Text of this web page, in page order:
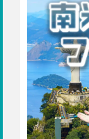
三重 滋賀
奈良
和
中国
鳥取 島根
四国
徳島 香川
九州・沖縄